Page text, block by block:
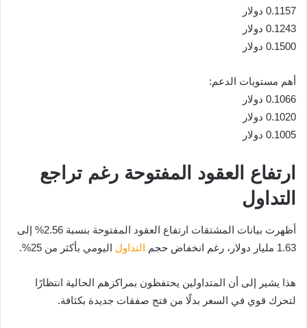
0.1157 دولار
0.1243 دولار
0.1500 دولار
أهم مستويات الدعم:
0.1066 دولار
0.1020 دولار
0.1005 دولار
ارتفاع العقود المفتوحة رغم تراجع
التداول
أظهرت بيانات المشتقات ارتفاع العقود المفتوحة بنسبة 2.56% إلى
1.63 مليار دولار، رغم انخفاض حجم
التداول اليومي بأكثر من 25%.
هذا يشير إلى أن المتداولين يحتفظون بمراكزهم الحالية انتظارًا
لتحرك قوي في السعر بدلًا من فتح صفقات جديدة بكثافة.